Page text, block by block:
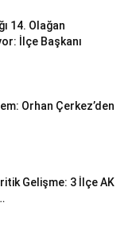
14. Olağan
İlçe Başkanı
Orhan Çerkez’den
Gelişme: 3 İlçe AK